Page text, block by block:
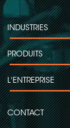
CONTACT
INDUSTRIES
PRODUITS
L'ENTREPRISE